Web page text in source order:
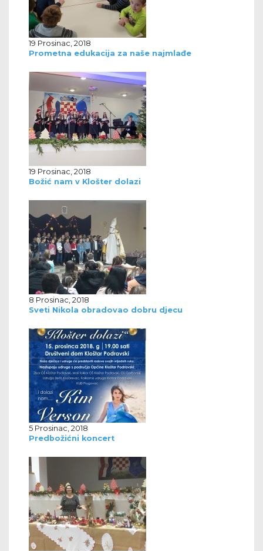
19 Prosinac, 2018
Prometna edukacija za naše najmlađe
19 Prosinac, 2018
Božić nam v Klošter dolazi
8 Prosinac, 2018
Sveti Nikola obradovao dobru djecu
5 Prosinac, 2018
Predbožićni koncert